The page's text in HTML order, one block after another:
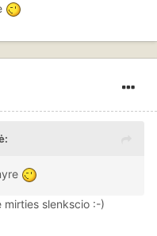
slenkscio :-)